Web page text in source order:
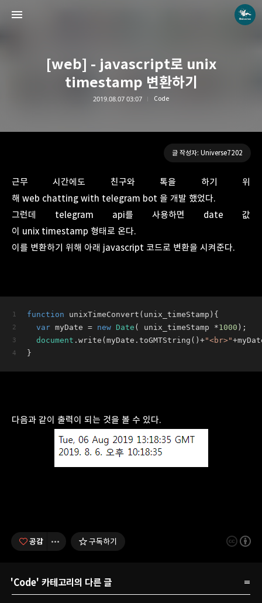
[web] - javascript로 unix
timestamp 변환하기
2019.08.07 03:07 Code
글 작성자: Universe7202
근무 시간에도 친구와 톡을 하기 위
해 web chatting with telegram bot 을 개발 했었다.
그런데 telegram api를 사용하면 date 값
이 unix timestamp 형태로 온다.
이를 변환하기 위해 아래 javascript 코드로 변환을 시켜준다.
function unixTimeConvert ( unix_timeStamp ) {
var myDate = new Date ( unix_timeStamp *1000 );
document .write(myDate.toGMTString()+"<br>"
}
다음과 같이 출력이 되는 것을 볼 수 있다.
공감 구독하기
'Code' 카테고리의 다른 글
Universe blog
Universe7202